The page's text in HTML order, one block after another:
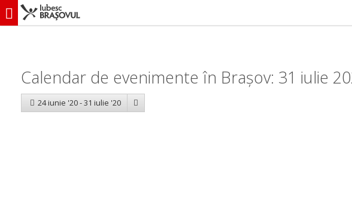
iubescbraşovul.ro
Calendar de evenimente în Brașov: 31 iulie
24 iunie '20 - 31 iulie '20